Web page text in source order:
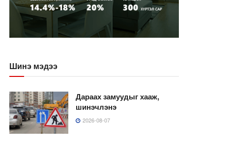
Шинэ мэдээ
Дараах замуудыг хааж,
шинэчлэнэ
2026-08-07